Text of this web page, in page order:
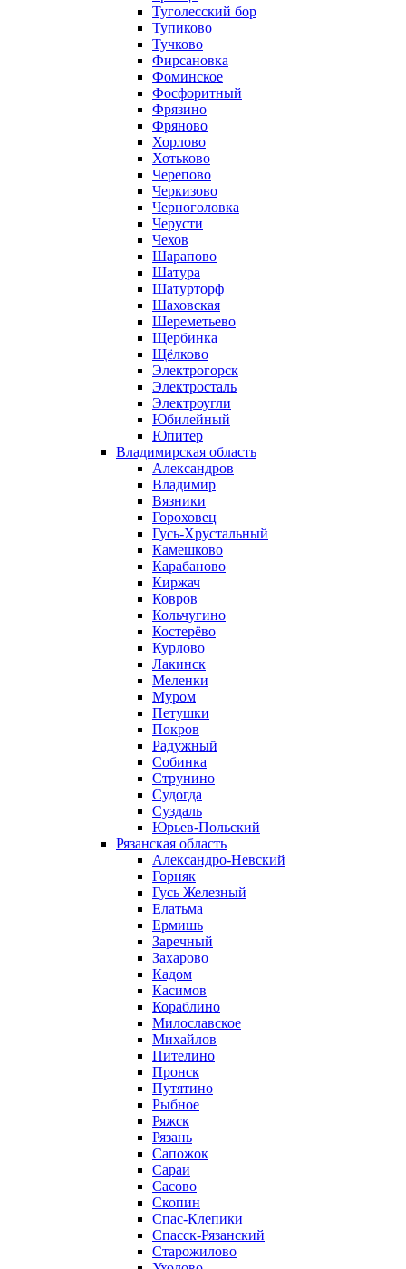
Туголесский бор
Тупиково
Тучково
Фирсановка
Фоминское
Фосфоритный
Фрязино
Фряново
Хорлово
Хотьково
Черепово
Черкизово
Черноголовка
Черусти
Чехов
Шарапово
Шатура
Шатурторф
Шаховская
Шереметьево
Щербинка
Щёлково
Электрогорск
Электросталь
Электроугли
Юбилейный
Юпитер
Владимирская область
Александров
Владимир
Вязники
Гороховец
Гусь-Хрустальный
Камешково
Карабаново
Киржач
Ковров
Кольчугино
Костерёво
Курлово
Лакинск
Меленки
Муром
Петушки
Покров
Радужный
Собинка
Струнино
Судогда
Суздаль
Юрьев-Польский
Рязанская область
Александро-Невский
Горняк
Гусь Железный
Елатьма
Ермишь
Заречный
Захарово
Кадом
Касимов
Кораблино
Милославское
Михайлов
Пителино
Пронск
Путятино
Рыбное
Ряжск
Рязань
Сапожок
Сараи
Сасово
Скопин
Спас-Клепики
Спасск-Рязанский
Старожилово